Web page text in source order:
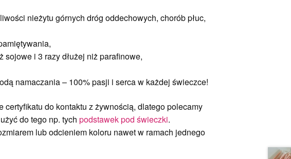
nieżytu górnych dróg oddechowych, chorób płuc,
i 3 razy dłużej niż parafinowe,
namaczania – 100% pasji i serca w każdej świeczce!
certyfikatu do kontaktu z żywnością, dlatego polecamy
do tego np. tychpodstawek pod świeczki.
lub odcieniem koloru nawet w ramach jednego